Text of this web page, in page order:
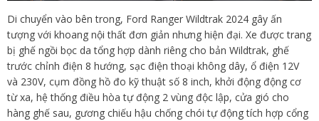
Di chuyển vào bên trong, Ford Ranger Wildtrak 2024 gây ấn
tượng với khoang nội thất đơn giản nhưng hiện đại. Xe được trang
bị ghế ngồi bọc da tổng hợp dành riêng cho bản Wildtrak, ghế
trước chỉnh điện 8 hướng, sạc điện thoại không dây, ổ điện 12V
và 230V, cụm đồng hồ đo kỹ thuật số 8 inch, khởi động động cơ
từ xa, hệ thống điều hòa tự động 2 vùng độc lập, cửa gió cho
hàng ghế sau, gương chiếu hậu chống chói tự động tích hợp cổng